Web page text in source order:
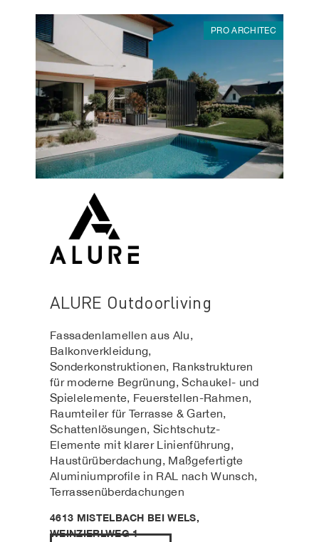
PRO ARCHITEC
ALURE Outdoorliving
Fassadenlamellen aus Alu,
Balkonverkleidung,
Sonderkonstruktionen, Rankstrukturen
für moderne Begrünung, Schaukel- und
Spielelemente, Feuerstellen-Rahmen,
Raumteiler für Terrasse & Garten,
Schattenlösungen, Sichtschutz-
Elemente mit klarer Linienführung,
Haustürüberdachung, Maßgefertigte
Aluminiumprofile in RAL nach Wunsch,
Terrassenüberdachungen
4613 MISTELBACH BEI WELS,
WEINZIERLWEG 1